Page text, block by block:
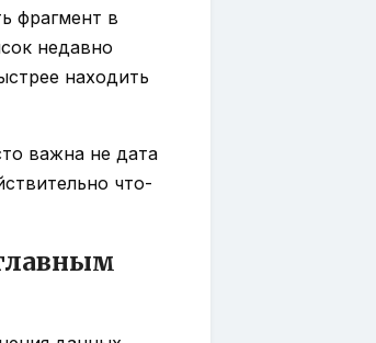
фрагмент в
недавно
находить
важна не дата
что-